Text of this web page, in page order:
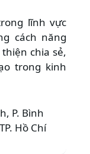
lĩnh vực
cách năng
chia sẻ,
trong kinh
P. Bình
Hồ Chí